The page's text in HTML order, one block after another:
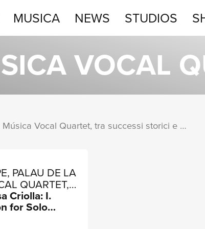
MUSICA NEWS STUDIOS
VOCAL
I singoli più rappresentativi di Palau de la Música Vocal Quartet, tra successi storici e nuove uscite.
PALAU DE LA
QUARTET,
Criolla: I.
for Solo
STUDIOS
SHOP